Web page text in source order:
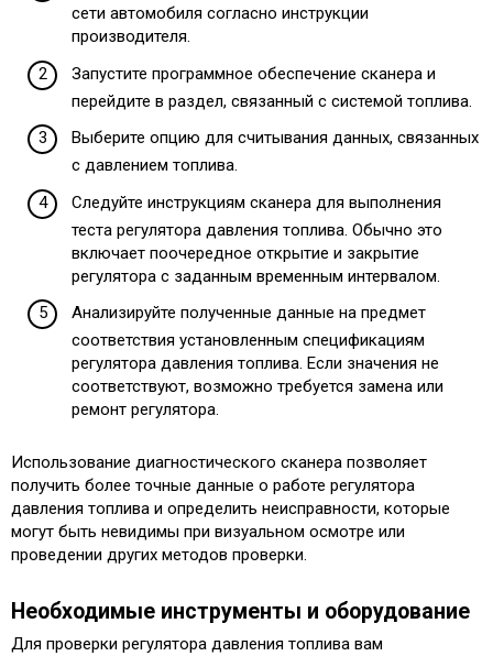
сети автомобиля согласно инструкции
производителя.
Запустите программное обеспечение сканера и
перейдите в раздел, связанный с системой топлива.
Выберите опцию для считывания данных, связанных
с давлением топлива.
Следуйте инструкциям сканера для выполнения
теста регулятора давления топлива. Обычно это
включает поочередное открытие и закрытие
регулятора с заданным временным интервалом.
Анализируйте полученные данные на предмет
соответствия установленным спецификациям
регулятора давления топлива. Если значения не
соответствуют, возможно требуется замена или
ремонт регулятора.
Использование диагностического сканера позволяет
получить более точные данные о работе регулятора
давления топлива и определить неисправности, которые
могут быть невидимы при визуальном осмотре или
проведении других методов проверки.
Необходимые инструменты и оборудование
Для проверки регулятора давления топлива вам